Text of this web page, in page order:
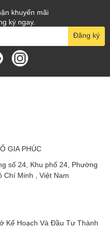
của bạn.
các nút
hiểu, tiện
rời giúp
lồng quạt,
hơn
khuyến mãi
ký ngay.
Đăng ký
GIA PHÚC
số 24, Khu phố 24, Phường
Chí Minh , Việt Nam
Kế Hoạch Và Đầu Tư Thành